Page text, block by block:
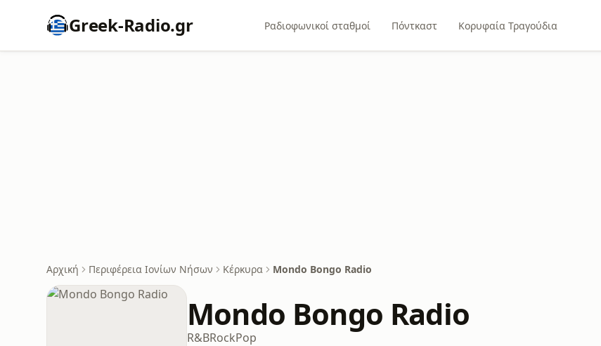
Greek-Radio.gr Ραδιοφωνικοί σταθμοί Πόντκαστ Κορυφαία Τραγούδια
Αρχική Περιφέρεια Ιονίων Νήσων Κέρκυρα Mondo Bongo Radio
Mondo Bongo Radio
R&BRockPop